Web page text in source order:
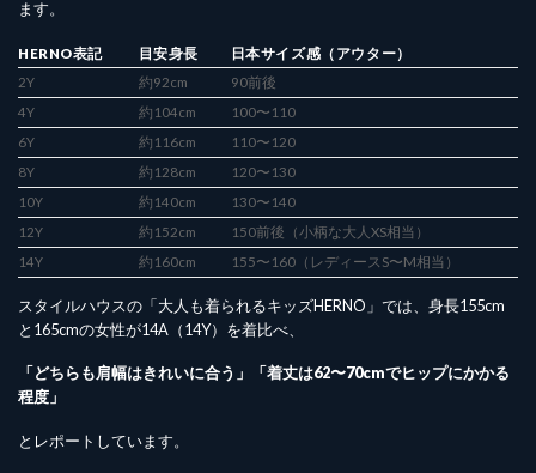
ます。
HERNO表記 目安身長
日本サイズ感（アウター）
2Y
約92cm
90前後
4Y
約104cm
100〜110
6Y
約116cm
110〜120
8Y
約128cm
120〜130
10Y
約140cm
130〜140
12Y
約152cm
150前後（小柄な大人XS相当）
14Y
約160cm 155〜160（レディースS〜M相当）
スタイルハウスの「大人も着られるキッズHERNO」では、身長155cm
と165cmの女性が14A（14Y）を着比べ、
「どちらも肩幅はきれいに合う」「着丈は62〜70cmでヒップにかかる
程度」
とレポートしています。